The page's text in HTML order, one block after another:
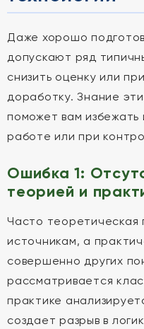
Даже хорошо
допускают ряд
снизить оценку или
доработку. Знание
поможет вам
работе или при
Ошибка 1:
теорией и
Часто теоретическая
источникам, а
совершенно других
рассматривается
практике
создает разрыв в